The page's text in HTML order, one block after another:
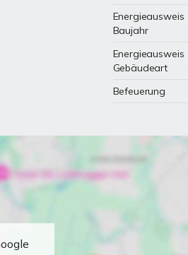
Energieausweis
Baujahr
Energieausweis
Gebäudeart
Befeuerung